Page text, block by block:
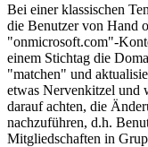
Bei einer klassischen
die Benutzer von Hand
"onmicrosoft.com"-
einem Stichtag die
"matchen" und
etwas Nervenkitzel und
darauf achten, die
nachzuführen, d.h.
Mitgliedschaften in